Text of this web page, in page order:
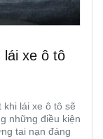
lái xe ô tô
lái xe ô tô sẽ
những điều kiện
tai nạn đáng